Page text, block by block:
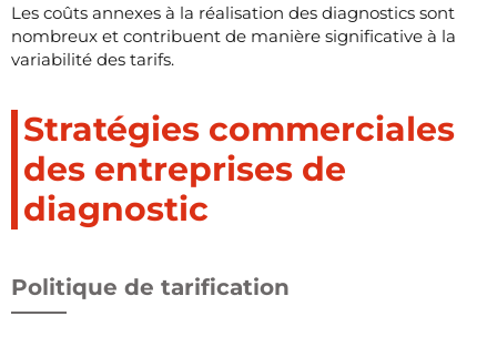
Les coûts annexes à la réalisation des diagnostics sont
nombreux et contribuent de manière significative à la
variabilité des tarifs.
Stratégies commerciales
des entreprises de
diagnostic
Politique de tarification